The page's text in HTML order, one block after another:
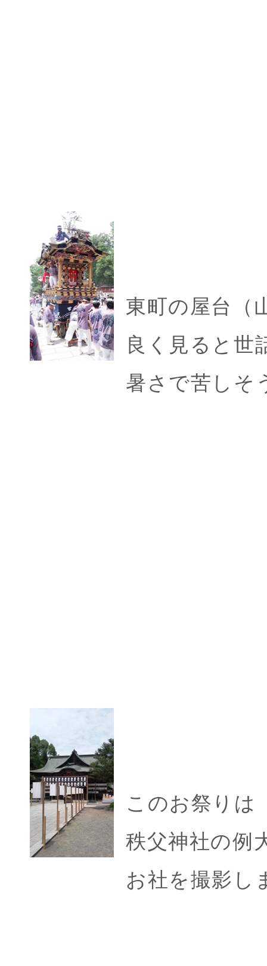
東町の屋台（
良く見ると世
暑さで苦しそ
このお祭りは
秩父神社の例
お社を撮影し